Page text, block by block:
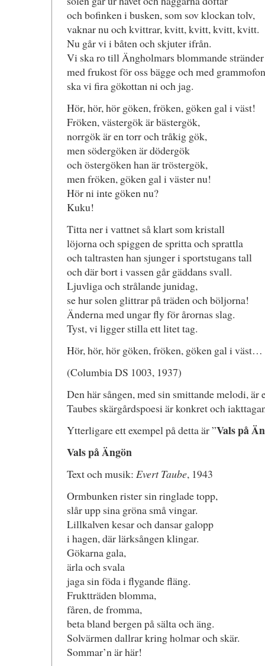
och bofinken i busken, som sov klockan tolv,
vaknar nu och kvittrar, kvitt, kvitt, kvitt, kvitt.
Nu går vi i båten och skjuter ifrån.
Vi ska ro till Ängholmars blommande stränder
med frukost för oss bägge och med grammofon
ska vi fira gökottan ni och jag.
Hör, hör, hör göken, fröken, göken gal i väst!
Fröken, västergök är bästergök,
norrgök är en torr och tråkig gök,
men södergöken är dödergök
och östergöken han är tröstergök,
men fröken, göken gal i väster nu!
Hör ni inte göken nu?
Kuku!
Titta ner i vattnet så klart som kristall
löjorna och spiggen de spritta och sprattla
och taltrasten han sjunger i sportstugans tall
och där bort i vassen går gäddans svall.
Ljuvliga och strålande junidag,
se hur solen glittrar på träden och böljorna!
Änderna med ungar fly för årornas slag.
Tyst, vi ligger stilla ett litet tag.
Hör, hör, hör göken, fröken, göken gal i väst…
(Columbia DS 1003, 1937)
Den här sången, med sin smittande melodi, är
Taubes skärgårdspoesi är konkret och
Ytterligare ett exempel på detta är ”Vals på
Vals på Ängön
Text och musik: Evert Taube, 1943
Ormbunken rister sin ringlade topp,
slår upp sina gröna små vingar.
Lillkalven kesar och dansar galopp
i hagen, där lärksången klingar.
Gökarna gala,
ärla och svala
jaga sin föda i flygande fläng.
Fruktträden blomma,
fåren, de fromma,
beta bland bergen på sälta och äng.
Solvärmen dallrar kring holmar och skär.
Sommar’n är här!